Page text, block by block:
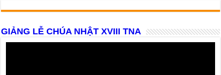
GIẢNG LỄ CHÚA NHẬT XVIII TNA